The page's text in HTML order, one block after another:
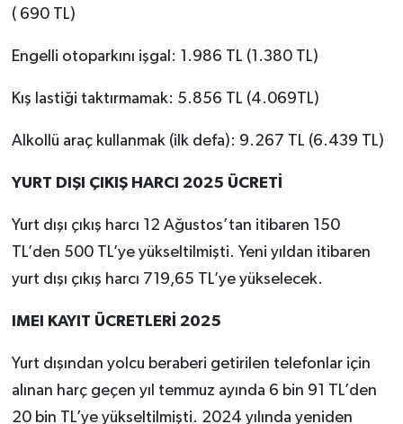
( 690 TL)
Engelli otoparkını işgal: 1.986 TL (1.380 TL)
Kış lastiği taktırmamak: 5.856 TL (4.069TL)
Alkollü araç kullanmak (ilk defa): 9.267 TL (6.439 TL)
YURT DIŞI ÇIKIŞ HARCI 2025 ÜCRETİ
Yurt dışı çıkış harcı 12 Ağustos’tan itibaren 150
TL’den 500 TL’ye yükseltilmişti. Yeni yıldan itibaren
yurt dışı çıkış harcı 719,65 TL’ye yükselecek.
IMEI KAYIT ÜCRETLERİ 2025
Yurt dışından yolcu beraberi getirilen telefonlar için
alınan harç geçen yıl temmuz ayında 6 bin 91 TL’den
20 bin TL’ye yükseltilmişti. 2024 yılında yeniden